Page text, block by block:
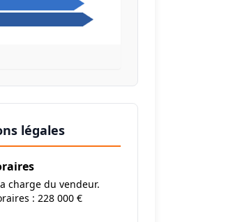
légales
charge du vendeur.
: 228 000 €